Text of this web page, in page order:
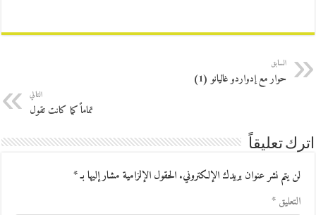
السابق
حوار مع إدواردو غاليانو (1)
التالي
تماماً كما كانت تقول
اترك تعليقاً
لن يتم نشر عنوان بريدك الإلكتروني.الحقول الإلزامية مشار إليها بـ*
التعليق*